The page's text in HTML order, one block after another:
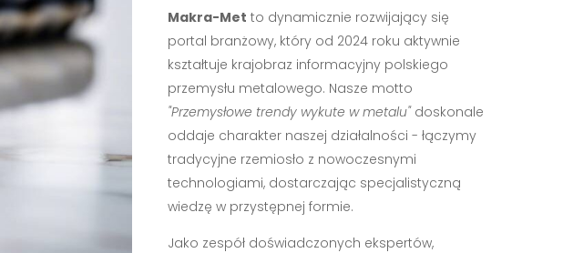
Makra-Met to dynamicznie rozwijający się
portal branżowy, który od 2024 roku aktywnie
kształtuje krajobraz informacyjny polskiego
przemysłu metalowego. Nasze motto
"Przemysłowe trendy wykute w metalu"doskonale
oddaje charakter naszej działalności - łączymy
tradycyjne rzemiosło z nowoczesnymi
technologiami, dostarczając specjalistyczną
wiedzę w przystępnej formie.
Jako zespół doświadczonych ekspertów,